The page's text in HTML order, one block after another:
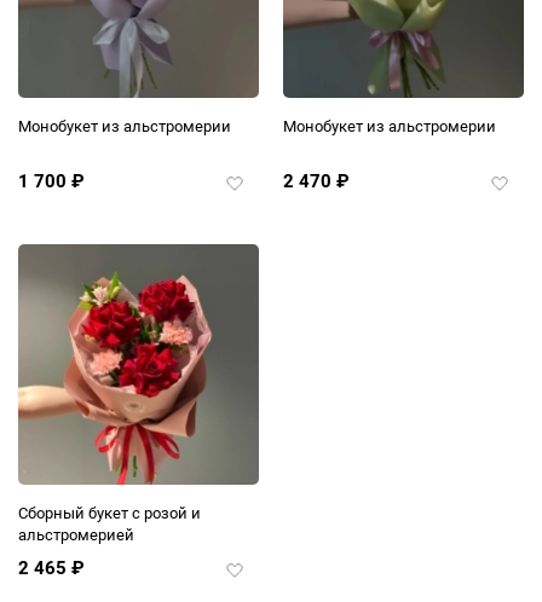
Монобукет из альстромерии
1 700 ₽
Добавить
Монобукет из альстромерии
2 470 ₽
Сборный букет с розой и
альстромерией
2 465 ₽
Добавить